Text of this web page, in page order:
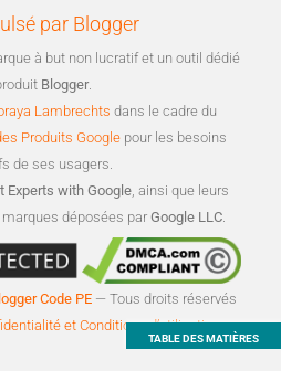
TABLE DES MATIÈRES
par Blogger
à but non lucratif et un outil dédié
Blogger.
Lambrechts dans le cadre du
Produits Google pour les besoins
de ses usagers.
Experts with Google, ainsi que leurs
déposées par Google LLC
Code PE — Tous droits réservés
et Conditions d’utilisation.